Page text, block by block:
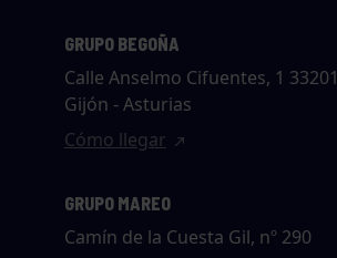
GRUPO BEGOÑA
Calle Anselmo Cifuentes, 1 33201
Gijón - Asturias
Cómo llegar
GRUPO MAREO
Camín de la Cuesta Gil, nº 290